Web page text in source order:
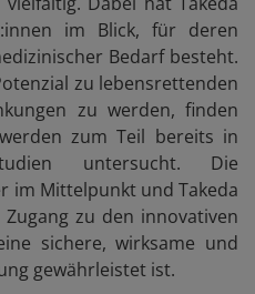
im Blick, für deren
Bedarf besteht.
zu lebensrettenden
zu werden, finden
zum Teil bereits in
untersucht. Die
im Mittelpunkt und Takeda
zu den innovativen
sichere, wirksame und
gewährleistet ist.